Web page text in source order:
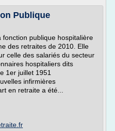
Publique
publique hospitalière
des retraites de 2010. Elle
celle des salariés du secteur
hospitaliers dits
1er juillet 1951
infirmières
en retraite a été...